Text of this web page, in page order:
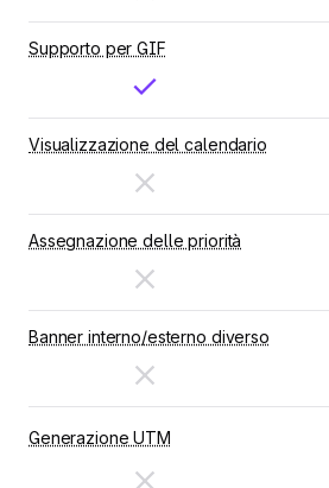
Supporto per GIF
Visualizzazione del calendario
Assegnazione delle priorità
Banner interno/esterno diverso
Generazione UTM